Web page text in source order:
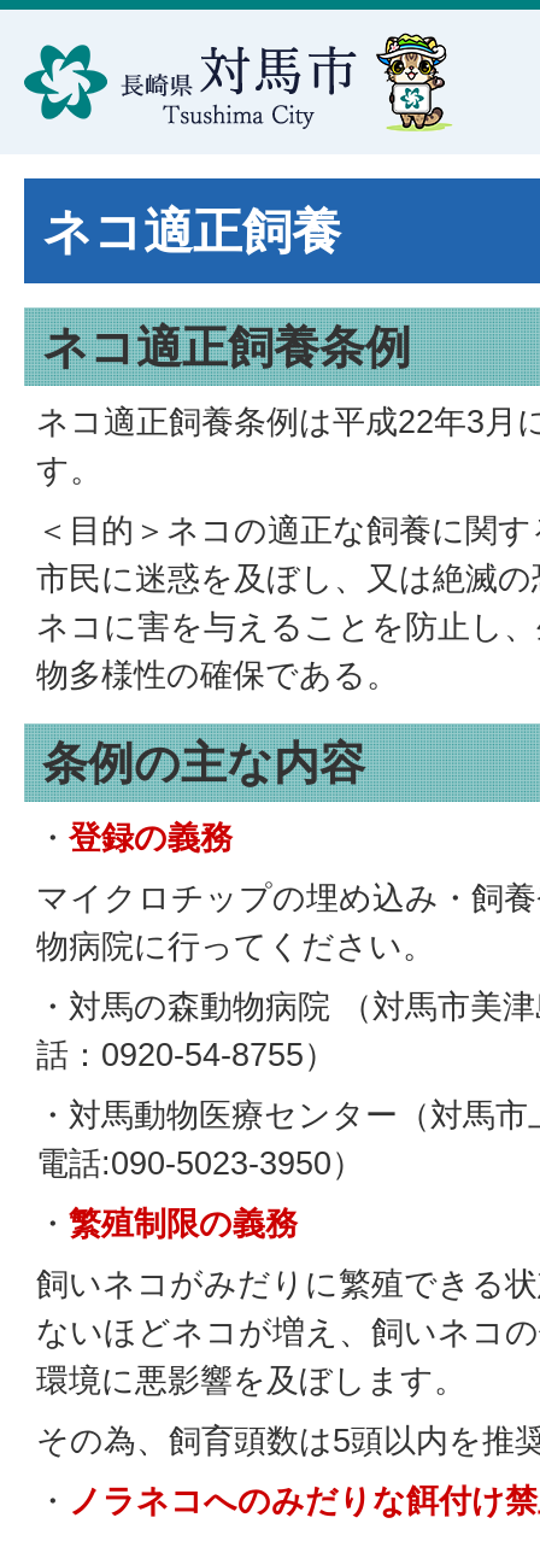
ネコ適正飼養
ネコ適正飼養条例
ネコ適正飼養条例は平成22年3月
す。
＜目的＞ネコの適正な飼養に関
市民に迷惑を及ぼし、又は絶滅
ネコに害を与えることを防止し
物多様性の確保である。
条例の主な内容
・ 登録の義務
マイクロチップの埋め込み・飼
物病院に行ってください。
・対馬の森動物病院 （対馬市美
話：0920-54‐8755）
・対馬動物医療センター（対馬
電話:090-5023‐3950）
・ 繁殖制限の義務
飼いネコがみだりに繁殖できる
ないほどネコが増え、飼いネコ
環境に悪影響を及ぼします。
その為、飼育頭数は5頭以内を推
・ ノラネコへのみだりな餌付け